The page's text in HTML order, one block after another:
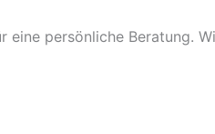
persönliche Beratung.